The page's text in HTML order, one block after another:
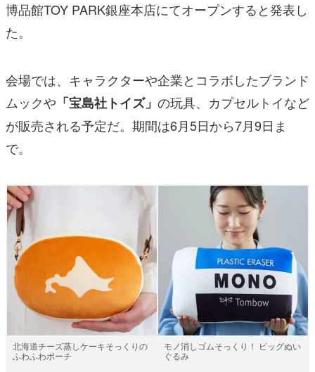
その他
運営：株式会社マレ
博品館TOY PARK銀座本店にてオープンすると発表し
た。
会場では、キャラクターや企業とコラボしたブランド
ムックや 「宝島社トイズ」 の玩具、カプセルトイなど
が販売される予定だ。期間は6月5日から7月9日ま
で。
北海道チーズ蒸しケーキそっくりの
ふわふわポーチ
モノ消しゴムそっくり！ ビッグぬい
ぐるみ